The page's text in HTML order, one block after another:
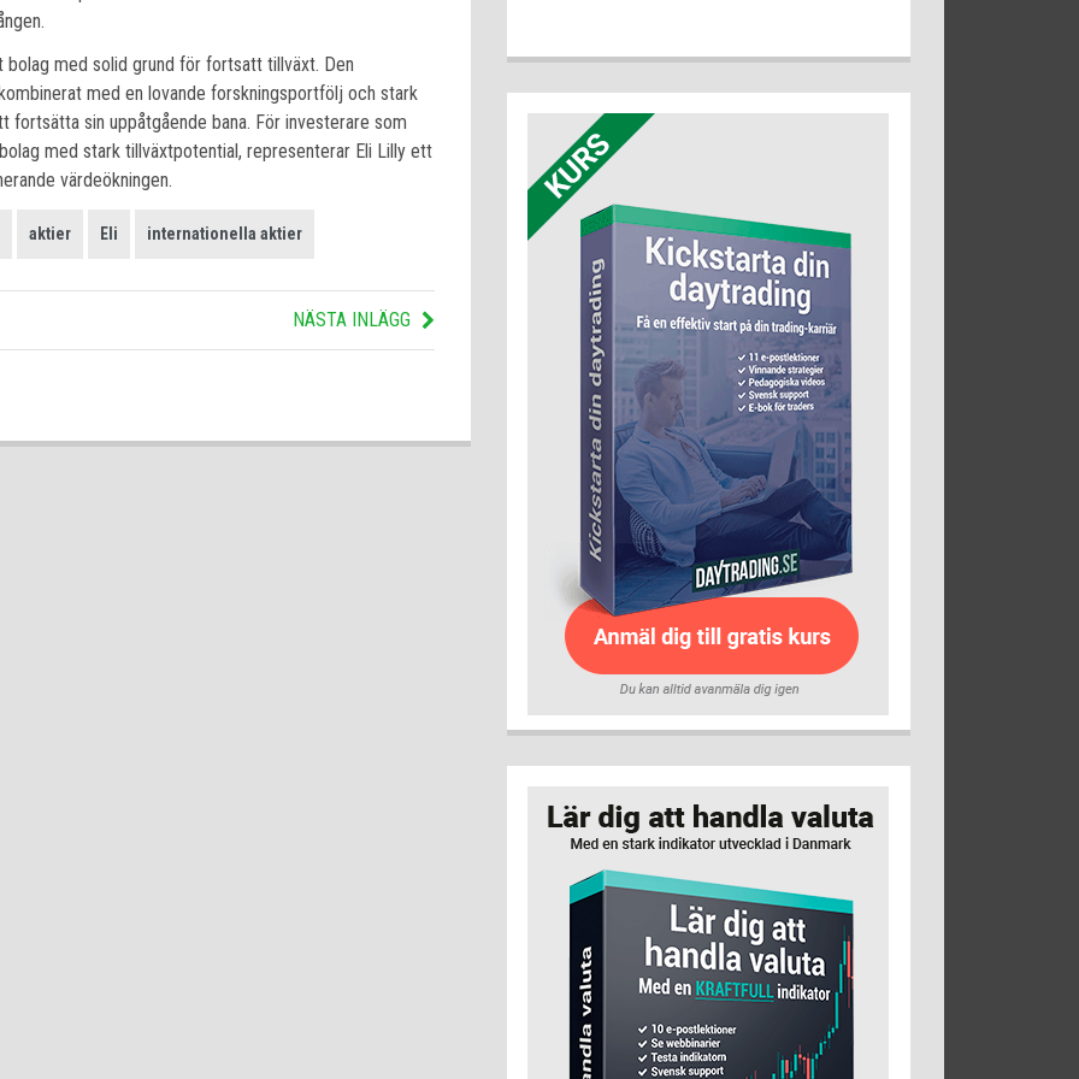
med solid grund för fortsatt tillväxt. Den
med en lovande forskningsportfölj och stark
sin uppåtgående bana. För investerare som
med stark tillväxtpotential, representerar Eli Lilly ett
värdeökningen.
aktier Eli internationella aktier
NÄSTA INLÄGG